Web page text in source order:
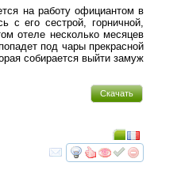
на работу официантом в
с его сестрой, горничной,
отеле несколько месяцев
под чары прекрасной
собирается выйти замуж
Скачать
смотретьинтересует